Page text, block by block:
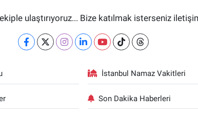
ulaştırıyoruz... Bize katılmak isterseniz
İstanbul Namaz Vakitleri
Son Dakika Haberleri